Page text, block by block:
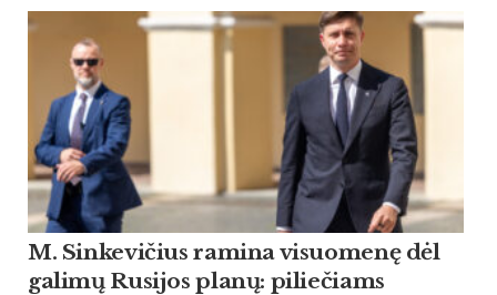
M. Sinkevičius ramina visuomenę dėl
galimų Rusijos planų: piliečiams